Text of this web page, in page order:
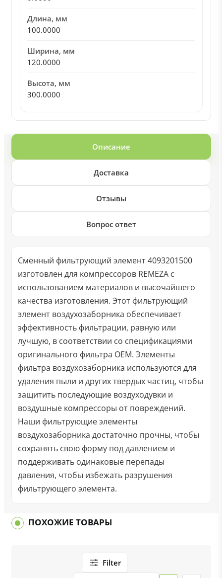
Длина, мм
100.0000
Ширина, мм
120.0000
Высота, мм
300.0000
Описание
Доставка
Отзывы
Вопрос ответ
Сменный фильтрующий элемент 4093201500
изготовлен для компрессоров REMEZA с
использованием материалов и высочайшего
качества изготовления. Этот фильтрующий
элемент воздухозаборника обеспечивает
эффективность фильтрации, равную или
лучшую, в соответствии со спецификациями
оригинального фильтра OEM. Элементы
фильтра воздухозаборника используются для
удаления пыли и других твердых частиц, чтобы
защитить последующие воздуходувки и
воздушные компрессоры от повреждений.
Наши фильтрующие элементы
воздухозаборника достаточно прочны, чтобы
сохранять свою форму под давлением и
поддерживать одинаковые перепады
давления, чтобы избежать разрушения
фильтрующего элемента.
ПОХОЖИЕ ТОВАРЫ
Filter